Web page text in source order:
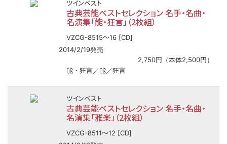
ツインベスト
古典芸能ベストセレクション 名手・名曲・
名演集「能・狂言」（2枚組）
VZCG-8515〜16 [CD]
2014/2/19発売
2,750円（本体2,500円）
能・狂言／能／狂言
ツインベスト
古典芸能ベストセレクション 名手・名曲・
名演集「雅楽」（2枚組）
VZCG-8511〜12 [CD]